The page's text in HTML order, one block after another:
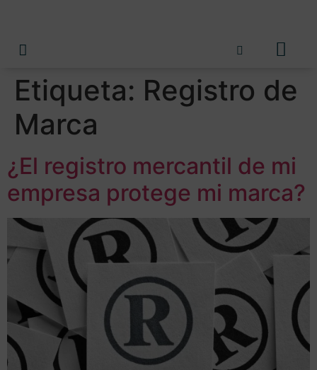
Etiqueta: Registro de
Marca
¿El registro mercantil de mi
empresa protege mi marca?